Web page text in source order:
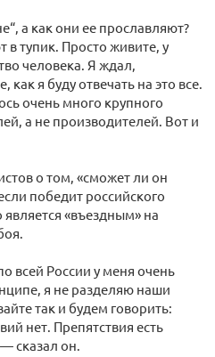
а как они ее прославляют?
в тупик. Просто живите, у
человека. Я ждал,
как я буду отвечать на это все.
очень много крупного
а не производителей. Вот и
о том, «сможет ли он
победит российского
является «въездным» на
всей России у меня очень
я не разделяю наши
так и будем говорить:
нет. Препятствия есть
— сказал он.